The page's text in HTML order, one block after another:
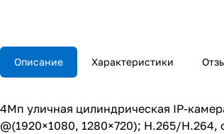
Описание Характеристики
4Мп уличная цилиндрическая IP-
@(1920×1080, 1280×720); H.265/